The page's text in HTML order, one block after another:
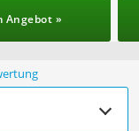
Angebot »